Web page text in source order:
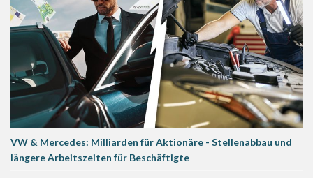
VW & Mercedes: Milliarden für Aktionäre - Stellenabbau und
längere Arbeitszeiten für Beschäftigte